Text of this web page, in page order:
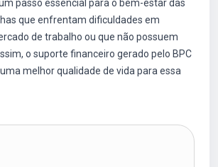
passo essencial para o bem-estar das
que enfrentam dificuldades em
de trabalho ou que não possuem
o suporte financeiro gerado pelo BPC
melhor qualidade de vida para essa